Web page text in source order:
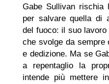
Gabe Sullivan rischia
per salvare quella di
del fuoco: il suo
che svolge da sempre
e dedizione. Ma se
a repentaglio la
intende più mettere